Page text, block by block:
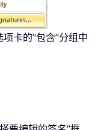
卡的“包含”分组中